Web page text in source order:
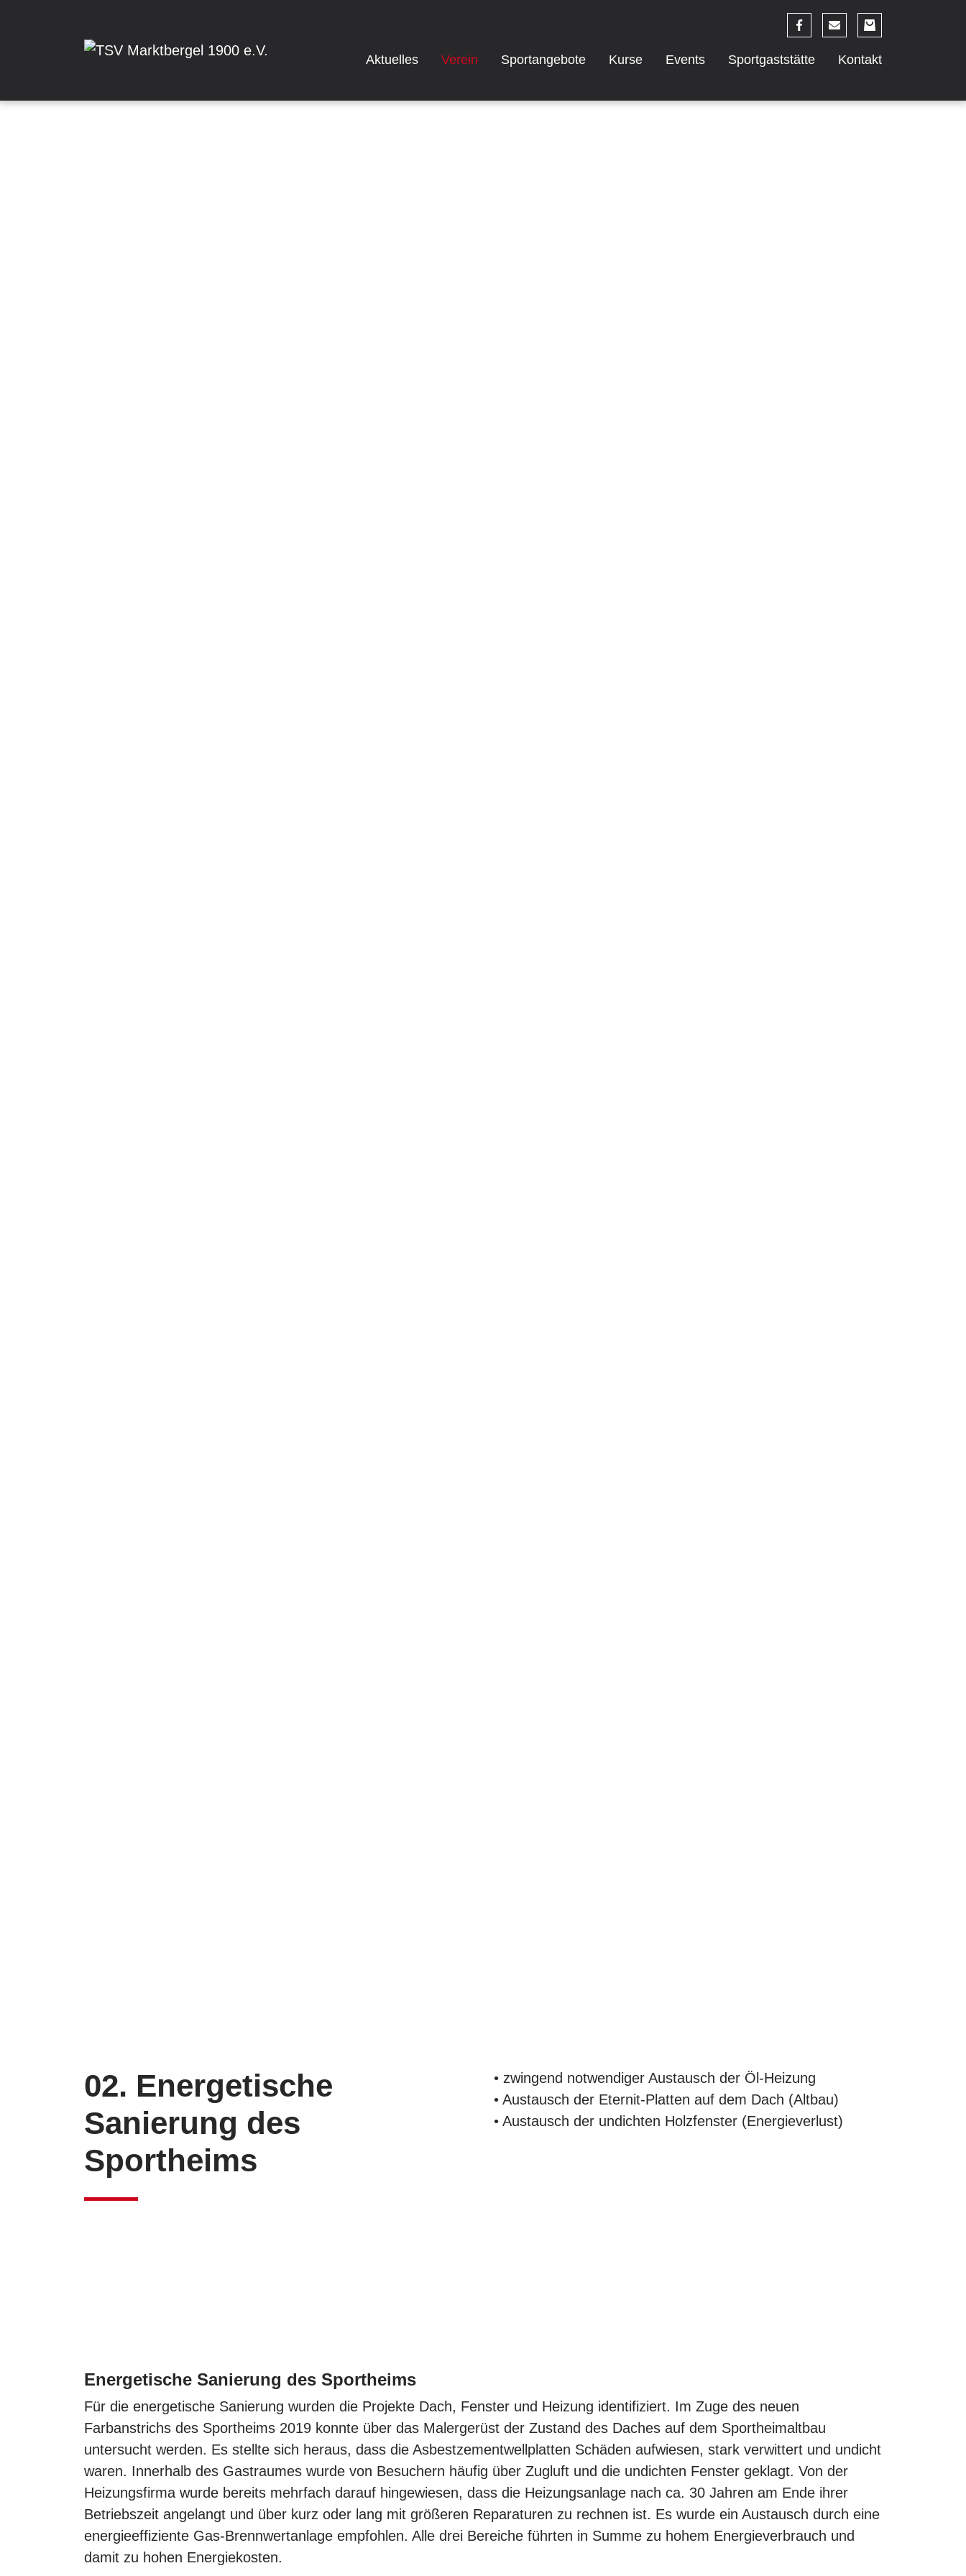
Aktuelles Verein Sportangebote Kurse Events Sportgaststätte Kontakt
02. Energetische
Sanierung des
Sportheims
• zwingend notwendiger Austausch der Öl-Heizung
• Austausch der Eternit-Platten auf dem Dach (Altbau)
• Austausch der undichten Holzfenster (Energieverlust)
Energetische Sanierung des Sportheims
Für die energetische Sanierung wurden die Projekte Dach, Fenster und Heizung identifiziert. Im Zuge des neuen
Farbanstrichs des Sportheims 2019 konnte über das Malergerüst der Zustand des Daches auf dem Sportheimaltbau
untersucht werden. Es stellte sich heraus, dass die Asbestzementwellplatten Schäden aufwiesen, stark verwittert und undicht
waren. Innerhalb des Gastraumes wurde von Besuchern häufig über Zugluft und die undichten Fenster geklagt. Von der
Heizungsfirma wurde bereits mehrfach darauf hingewiesen, dass die Heizungsanlage nach ca. 30 Jahren am Ende ihrer
Betriebszeit angelangt und über kurz oder lang mit größeren Reparaturen zu rechnen ist. Es wurde ein Austausch durch eine
energieeffiziente Gas-Brennwertanlage empfohlen. Alle drei Bereiche führten in Summe zu hohem Energieverbrauch und
damit zu hohen Energiekosten.